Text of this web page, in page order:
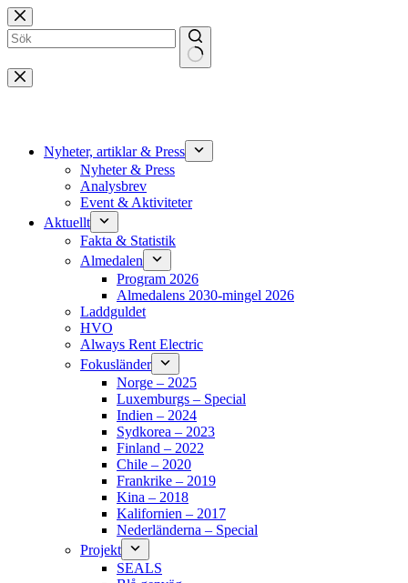
Hoppa
till
innehåll
Inga
resultat
Nyheter, artiklar & Press
Nyheter & Press
Analysbrev
Event & Aktiviteter
Aktuellt
Fakta & Statistik
Almedalen
Program 2026
Almedalens 2030-mingel 2026
Laddguldet
HVO
Always Rent Electric
Fokusländer
Norge – 2025
Luxemburgs – Special
Indien – 2024
Sydkorea – 2023
Finland – 2022
Chile – 2020
Frankrike – 2019
Kina – 2018
Kalifornien – 2017
Nederländerna – Special
Projekt
SEALS